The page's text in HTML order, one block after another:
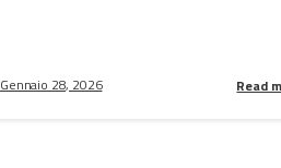
Gennaio 28, 2026 Read